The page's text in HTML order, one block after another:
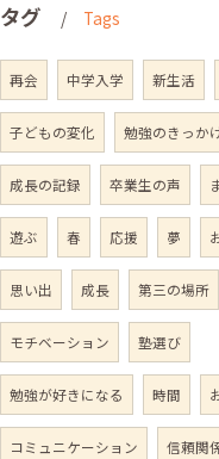
タグ Tags
再会 中学入学 新生活
子どもの変化 勉強のきっか
成長の記録 卒業生の声
遊ぶ 春 応援 夢
思い出 成長 第三の場所
モチベーション 塾選び
勉強が好きになる 時間
コミュニケーション 信頼関